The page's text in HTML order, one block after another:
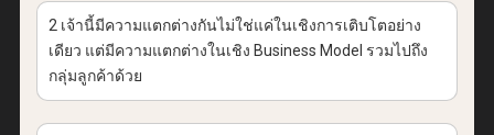
2 เจ้านี้มีความแตกต่างกันไม่ใช่แค่ในเชิงการเติบโตอย่าง
เดียว แต่มีความแตกต่างในเชิง Business Model รวมไปถึง
กลุ่มลูกค้าด้วย